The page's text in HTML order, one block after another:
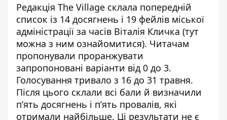
Редакція The Village склала попередній
список із 14 досягнень і 19 фейлів міської
адміністрації за часів Віталія Кличка (тут
можна з ним ознайомитися). Читачам
пропонували проранжувати
запропоновані варіанти від 0 до 3.
Голосування тривало з 16 до 31 травня.
Після цього склали всі бали й визначили
пʼять досягнень і пʼять провалів, які
отримали найбільше. Ці результати не є